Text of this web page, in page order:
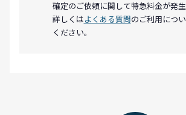
確定のご依頼に関して特急料金が発生
詳しくはよくある質問のご利用につ
ください。